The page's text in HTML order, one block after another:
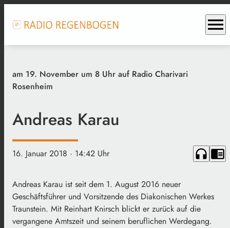
menu
am 19. November um 8 Uhr auf Radio Charivari
Rosenheim
Andreas Karau
16. Januar 2018 · 14:42 Uhr headphones chrome_reader_mode
Andreas Karau ist seit dem 1. August 2016 neuer
Geschäftsführer und Vorsitzende des Diakonischen Werkes
Traunstein. Mit Reinhart Knirsch blickt er zurück auf die
vergangene Amtszeit und seinem beruflichen Werdegang.